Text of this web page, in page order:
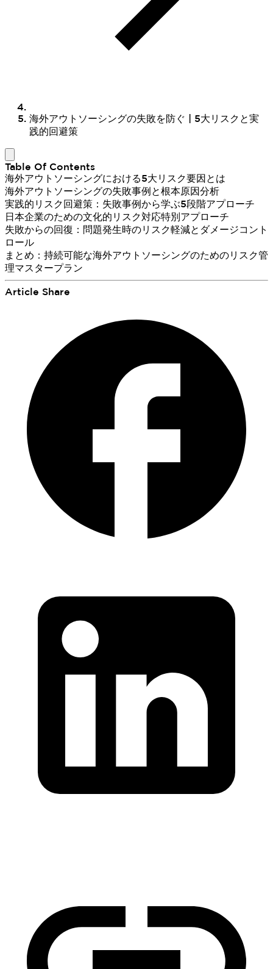
海外アウトソーシングの失敗を防ぐ | 5大リスクと実
践的回避策
Table Of Contents
海外アウトソーシングにおける5大リスク要因とは
海外アウトソーシングの失敗事例と根本原因分析
実践的リスク回避策：失敗事例から学ぶ5段階アプローチ
日本企業のための文化的リスク対応特別アプローチ
失敗からの回復：問題発生時のリスク軽減とダメージコント
ロール
まとめ：持続可能な海外アウトソーシングのためのリスク管
理マスタープラン
Article Share